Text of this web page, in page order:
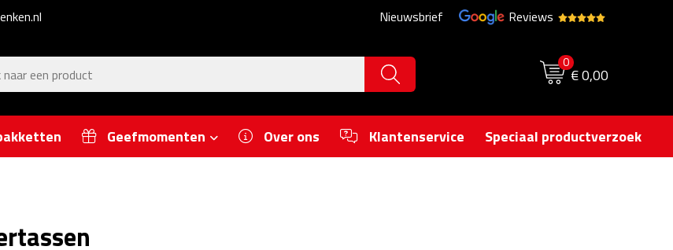
Nieuwsbrief Reviews
0
€ 0,00
Geefmomenten Over ons Klantenservice Speciaal productverzoek